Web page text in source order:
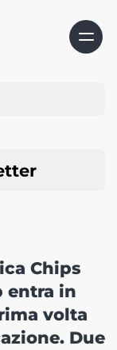
Chips
entra in
volta
Due